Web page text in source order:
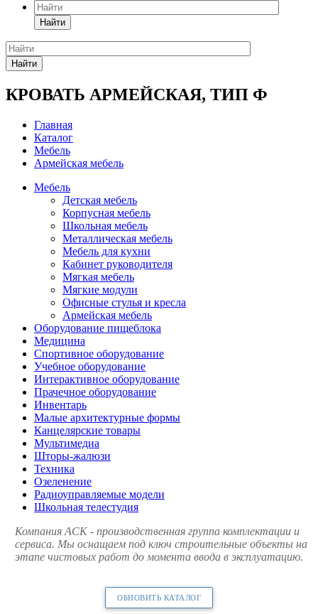
Найти
Найти
КРОВАТЬ АРМЕЙСКАЯ, ТИП Ф
Главная
Каталог
Мебель
Армейская мебель
Мебель
Детская мебель
Корпусная мебель
Школьная мебель
Металлическая мебель
Мебель для кухни
Кабинет руководителя
Мягкая мебель
Мягкие модули
Офисные стулья и кресла
Армейская мебель
Оборудование пищеблока
Медицина
Спортивное оборудование
Учебное оборудование
Интерактивное оборудование
Прачечное оборудование
Инвентарь
Малые архитектурные формы
Канцелярские товары
Мультимедиа
Шторы-жалюзи
Техника
Озеленение
Радиоуправляемые модели
Школьная телестудия
Компания АСК - производственная группа комплектации и
сервиса. Мы оснащаем под ключ строительные объекты на
этапе чистовых работ до момента ввода в эксплуатацию.
ОБНОВИТЬ КАТАЛОГ